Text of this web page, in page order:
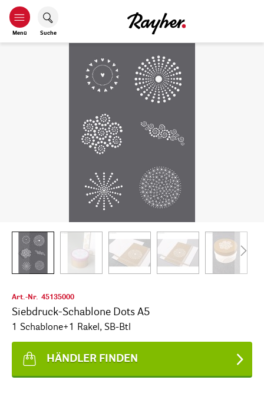
Menü Suche
Art.-Nr. 45135000
Siebdruck-Schablone Dots A5
1 Schablone+1 Rakel, SB-Btl
HÄNDLER FINDEN